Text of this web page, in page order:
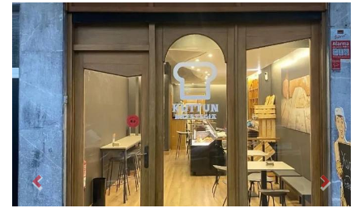
Previous Next